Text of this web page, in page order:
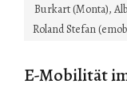
Burkart (Monta),
Roland Stefan
E-Mobilität